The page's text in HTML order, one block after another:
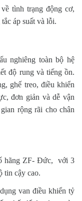
tình trạng động cơ,
áp suất và lỗi.
nghiêng toàn bộ hệ
độ rung và tiếng ồn.
ghế treo, điều khiển
đơn giản và dễ vận
rộng rãi cho chân
hãng ZF- Đức, với 3
tin cậy cao.
van điều khiển tỷ